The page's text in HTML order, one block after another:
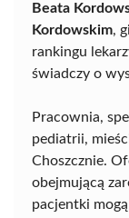
Beata
Kordowskim,
rankingu
świadczy o
Pracownia,
pediatrii,
Choszcznie.
obejmującą
pacjentki